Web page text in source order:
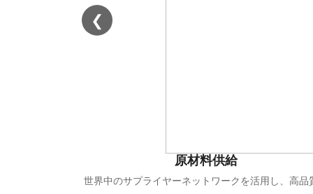
原材料供給
世界中のサプライヤーネットワークを活用し、高品
❮